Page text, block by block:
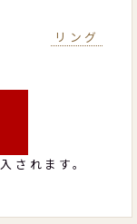
リング
されます。